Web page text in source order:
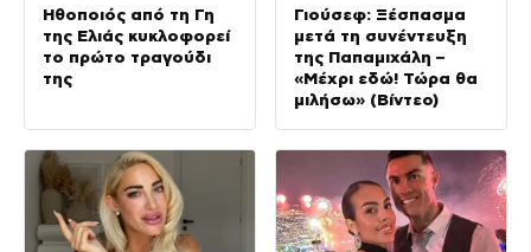
Ηθοποιός από τη Γη
της Ελιάς κυκλοφορεί
το πρώτο τραγούδι
της
Γιούσεφ: Ξέσπασμα
μετά τη συνέντευξη
της Παπαμιχάλη –
«Μέχρι εδώ! Τώρα θα
μιλήσω» (Βίντεο)